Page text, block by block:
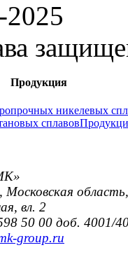
Продукция
никелевых
сплавов
Московская
вл. 2
50 00 доб. 4001/
group.ru